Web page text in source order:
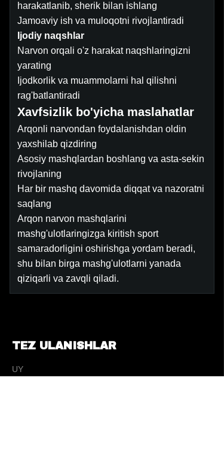
harakatlanib, sherik bilan ishlang
Jamoaviy ish va muloqotni rivojlantiradi
Ijodiy naqshlar
Narvon orqali o'z harakat naqshlaringizni
yarating
Ijodkorlik va muammolarni hal qilishni
rag'batlantiradi
Xavfsizlik bo'yicha maslahatlar
Arqonli narvondan foydalanishdan oldin
yaxshilab qizdiring
Asosiy mashqlardan boshlang va asta-sekin
rivojlaning
Har bir mashq davomida diqqat va nazoratni
saqlang
Arqon narvon mashqlarini
mashg'ulotlaringizga kiritish sport
samaradorligini oshirishga yordam beradi,
shu bilan birga mashg'ulotlarni yanada
qiziqarli va zavqli qiladi.
TEZ ULANISHLAR
UY